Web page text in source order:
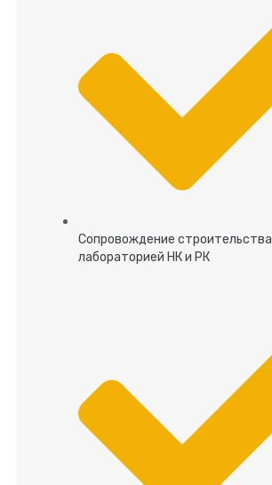
Сопровождение строительства
лабораторией НК и РК